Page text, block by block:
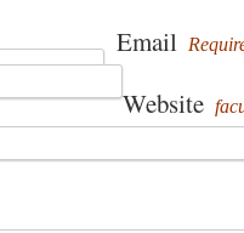
Email
Website